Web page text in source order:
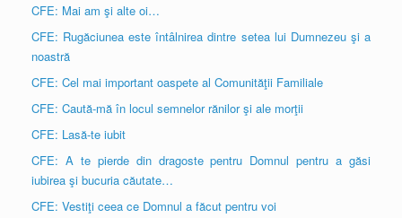
CFE: Mai am şi alte oi…
CFE: Rugăciunea este întâlnirea dintre setea lui Dumnezeu şi a
noastră
CFE: Cel mai important oaspete al Comunităţii Familiale
CFE: Caută-mă în locul semnelor rănilor şi ale morţii
CFE: Lasă-te iubit
CFE: A te pierde din dragoste pentru Domnul pentru a găsi
iubirea şi bucuria căutate…
CFE: Vestiţi ceea ce Domnul a făcut pentru voi